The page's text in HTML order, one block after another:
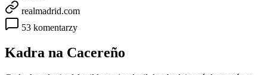
realmadrid.com
53 komentarzy
Kadra na Cacereño